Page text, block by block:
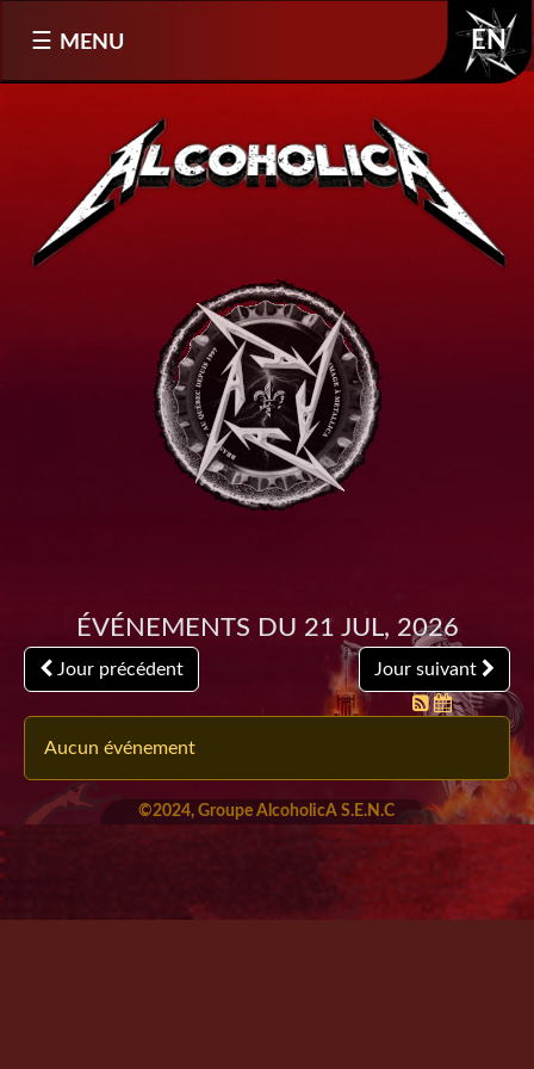
Événements du 21 Jul, 2026
Jour précédent Jour suivant
Aucun événement
©2024, Groupe AlcoholicA S.E.N.C
EN
MENU